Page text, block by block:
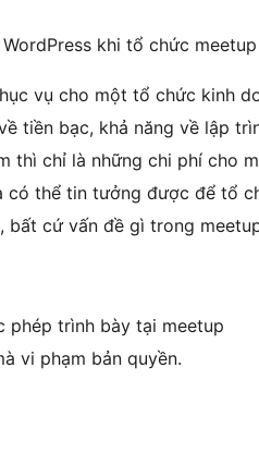
khi tổ chức
vụ cho một tổ chức kinh
tiền bạc, khả năng về lập
thì chỉ là những chi phí cho
có thể tin tưởng được để tổ
bất cứ vấn đề gì trong
phép trình bày tại meetup
vi phạm bản quyền.